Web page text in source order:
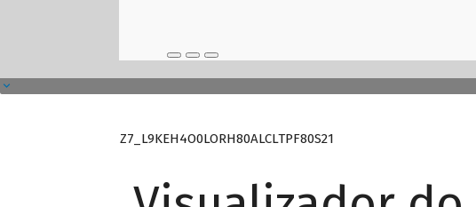
Z7_L9KEH4O0LORH80ALCLTPF80S21